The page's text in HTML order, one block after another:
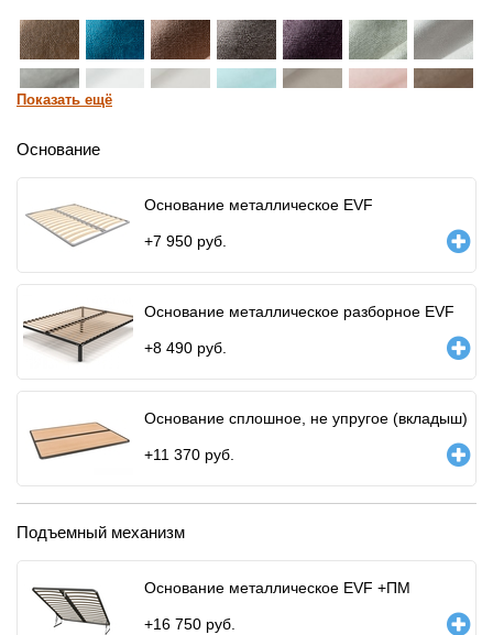
Показать ещё
Основание
Основание металлическое EVF
+7 950 руб.
Основание металлическое разборное EVF
+8 490 руб.
Основание сплошное, не упругое (вкладыш)
+11 370 руб.
Подъемный механизм
Основание металлическое EVF +ПМ
+16 750 руб.